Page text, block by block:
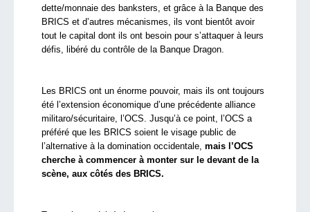
dette/monnaie des banksters, et grâce à la Banque des
BRICS et d’autres mécanismes, ils vont bientôt avoir
tout le capital dont ils ont besoin pour s’attaquer à leurs
défis, libéré du contrôle de la Banque Dragon.
Les BRICS ont un énorme pouvoir, mais ils ont toujours
été l’extension économique d’une précédente alliance
militaro/sécuritaire, l’OCS. Jusqu’à ce point, l’OCS a
préféré que les BRICS soient le visage public de
l’alternative à la domination occidentale, mais l’OCS
cherche à commencer à monter sur le devant de la
scène, aux côtés des BRICS.